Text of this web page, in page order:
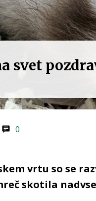
svet
0
vrtu so se
skotila